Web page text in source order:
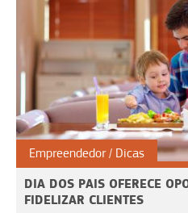
Empreendedor Dicas
DIA DOS PAIS OFERECE
FIDELIZAR CLIENTES